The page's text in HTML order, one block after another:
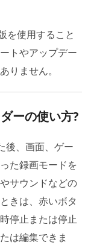
を使用すること
トやアップデー
りません。
ーの使い方?
後、画面、ゲー
た録画モードを
サウンドなどの
きは、赤いボタ
停止または停止
は編集できま